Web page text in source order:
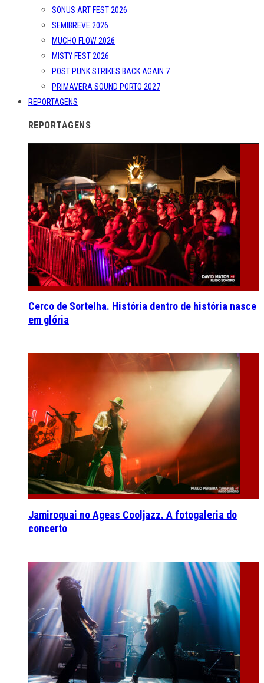
SONUS ART FEST 2026
SEMIBREVE 2026
MUCHO FLOW 2026
MISTY FEST 2026
POST PUNK STRIKES BACK AGAIN 7
PRIMAVERA SOUND PORTO 2027
REPORTAGENS
REPORTAGENS
Cerco de Sortelha. História dentro de história nasce
em glória
Jamiroquai no Ageas Cooljazz. A fotogaleria do
concerto